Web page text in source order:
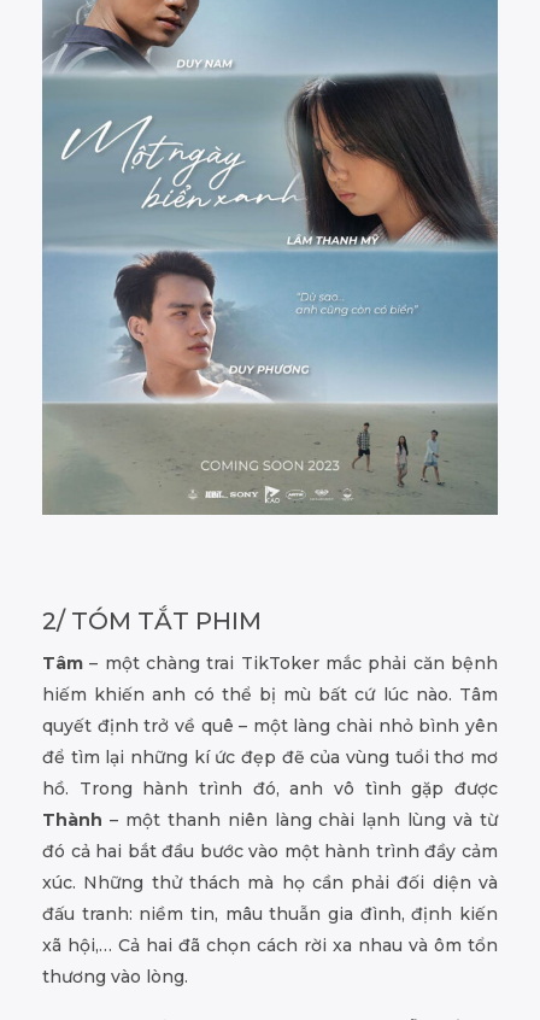
2/ TÓM TẮT PHIM
Tâm – một chàng trai TikToker mắc phải căn bệnh
hiếm khiến anh có thể bị mù bất cứ lúc nào. Tâm
quyết định trở về quê – một làng chài nhỏ bình yên
để tìm lại những kí ức đẹp đẽ của vùng tuổi thơ mơ
hồ. Trong hành trình đó, anh vô tình gặp được
Thành – một thanh niên làng chài lạnh lùng và từ
đó cả hai bắt đầu bước vào một hành trình đầy cảm
xúc. Những thử thách mà họ cần phải đối diện và
đấu tranh: niềm tin, mâu thuẫn gia đình, định kiến
xã hội,… Cả hai đã chọn cách rời xa nhau và ôm tổn
thương vào lòng.